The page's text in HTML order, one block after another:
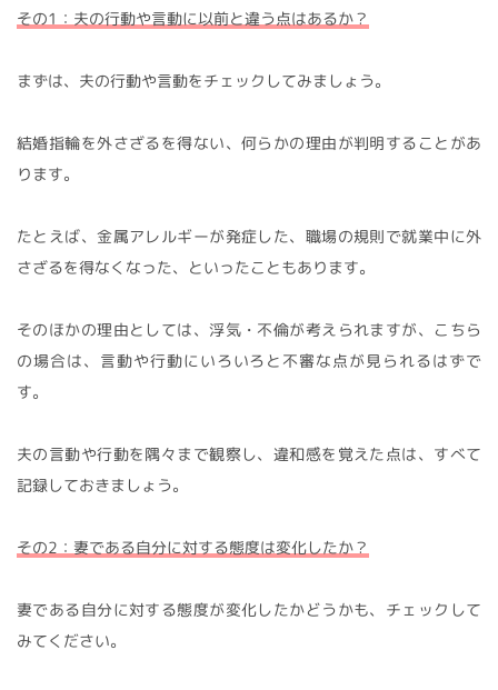
その1：夫の行動や言動に以前と違う点はあるか？
まずは、夫の行動や言動をチェックしてみましょう。
結婚指輪を外さざるを得ない、何らかの理由が判明することがあ
ります。
たとえば、金属アレルギーが発症した、職場の規則で就業中に外
さざるを得なくなった、といったこともあります。
そのほかの理由としては、浮気・不倫が考えられますが、こちら
の場合は、言動や行動にいろいろと不審な点が見られるはずで
す。
夫の言動や行動を隅々まで観察し、違和感を覚えた点は、すべて
記録しておきましょう。
その2：妻である自分に対する態度は変化したか？
妻である自分に対する態度が変化したかどうかも、チェックして
みてください。